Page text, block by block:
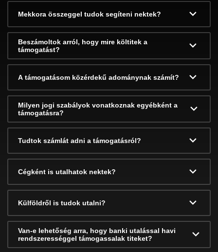
Mekkora összeggel tudok segíteni nektek?
Beszámoltok arról, hogy mire költitek a
támogatást?
A támogatásom közérdekű adománynak számít?
Milyen jogi szabályok vonatkoznak egyébként a
támogatásra?
Tudtok számlát adni a támogatásról?
Cégként is utalhatok nektek?
Külföldről is tudok utalni?
Van-e lehetőség arra, hogy banki utalással havi
rendszerességgel támogassalak titeket?